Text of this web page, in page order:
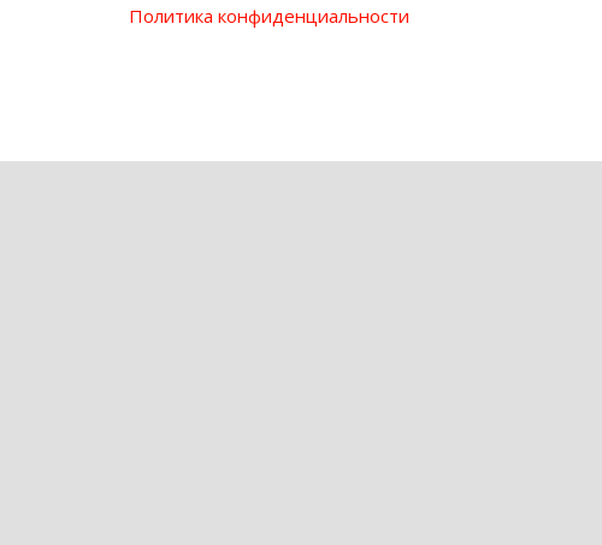
Политика конфиденциальности